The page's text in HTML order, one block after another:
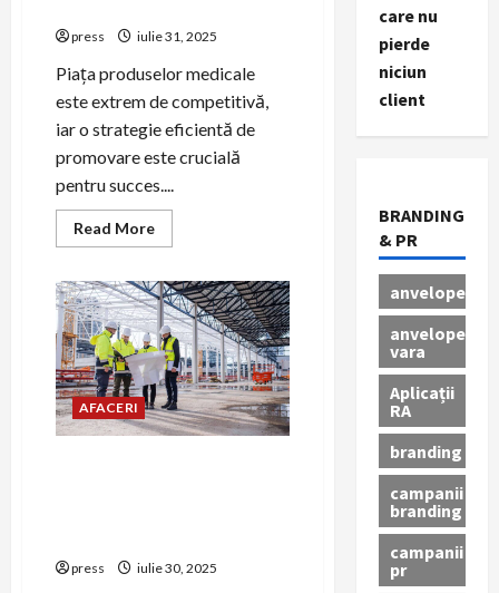
press iulie 31, 2025
Piața produselor medicale
este extrem de competitivă,
iar o strategie eficientă de
promovare este crucială
pentru succes....
Read MoreRead
more
să
promovezi
echipamentele
medicale
prin
PR
AFACERI
press iulie 30, 2025
care nu
pierde
niciun
client
BRANDING
& PR
anvelope
anvelope
vara
Aplicații
RA
branding
campanii
branding
campanii
pr